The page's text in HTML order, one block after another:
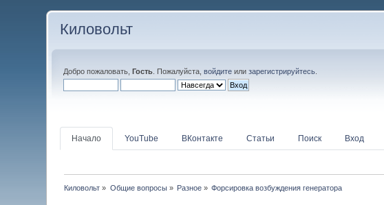
Киловольт
Добро пожаловать,Гость . Пожалуйста,войдите илизарегистрируйтесь
Начало YouTube ВКонтакте Статьи Поиск Вход
Киловольт » Общие вопросы» Разное » Форсировка возбуждения генератора